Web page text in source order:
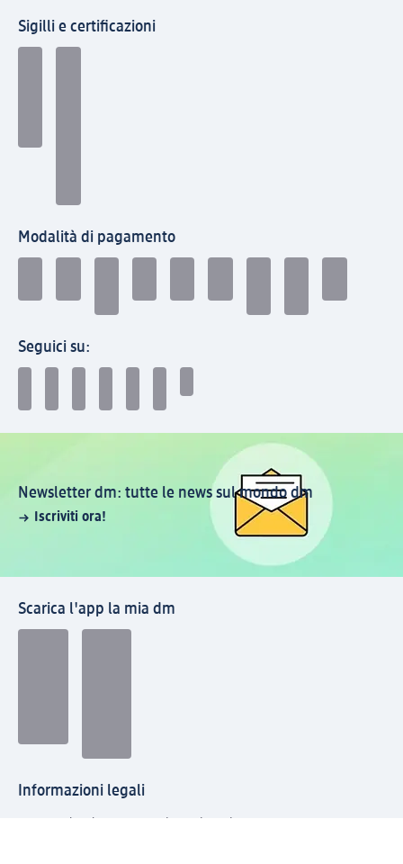
Sigilli e certificazioni
Modalità di pagamento
Seguici su:
Newsletter dm: tutte le news sul mondo dm
Iscriviti ora!
Scarica l'app la mia dm
Informazioni legali